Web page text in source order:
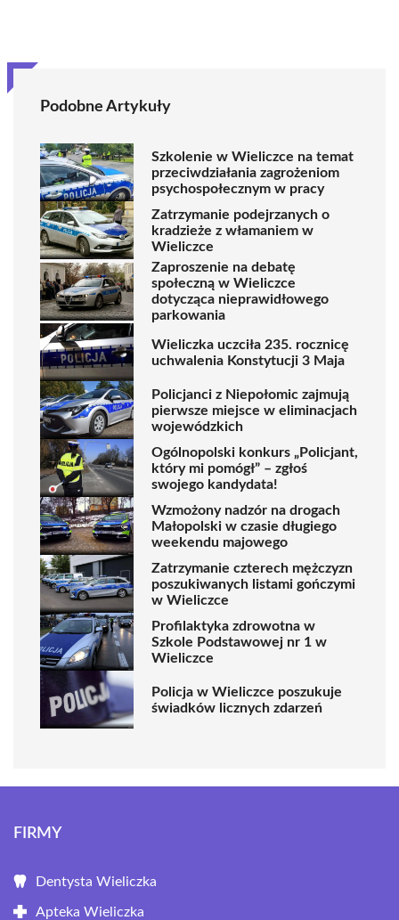
Podobne Artykuły
Szkolenie w Wieliczce na temat
przeciwdziałania zagrożeniom
psychospołecznym w pracy
Zatrzymanie podejrzanych o
kradzieże z włamaniem w
Wieliczce
Zaproszenie na debatę
społeczną w Wieliczce
dotycząca nieprawidłowego
parkowania
Wieliczka uczciła 235. rocznicę
uchwalenia Konstytucji 3 Maja
Policjanci z Niepołomic zajmują
pierwsze miejsce w eliminacjach
wojewódzkich
Ogólnopolski konkurs „Policjant,
który mi pomógł” – zgłoś
swojego kandydata!
Wzmożony nadzór na drogach
Małopolski w czasie długiego
weekendu majowego
Zatrzymanie czterech mężczyzn
poszukiwanych listami gończymi
w Wieliczce
Profilaktyka zdrowotna w
Szkole Podstawowej nr 1 w
Wieliczce
Policja w Wieliczce poszukuje
świadków licznych zdarzeń
FIRMY
Dentysta Wieliczka
Apteka Wieliczka